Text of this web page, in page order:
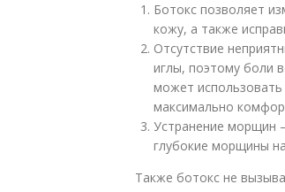
Ботокс позволяет
кожу, а также
Отсутствие
иглы, поэтому боли
может
максимально
Устранение морщин
глубокие морщины
Также ботокс не